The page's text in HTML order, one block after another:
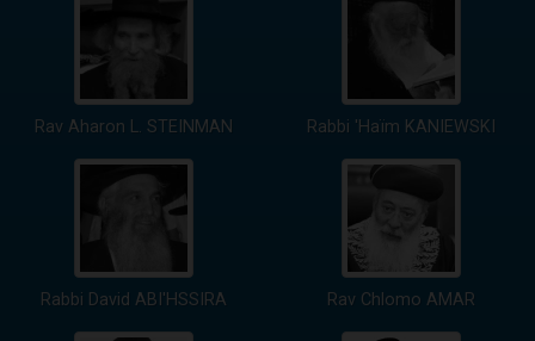
Rav Aharon L. STEINMAN Rabbi 'Haïm KANIEWSKI
Rabbi David ABI'HSSIRA Rav Chlomo AMAR